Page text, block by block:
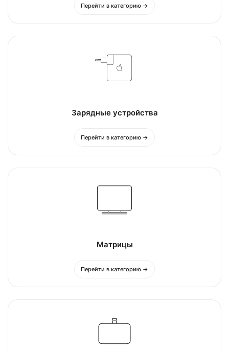
Перейти в категорию →
Зарядные устройства
Перейти в категорию →
Матрицы
Перейти в категорию →